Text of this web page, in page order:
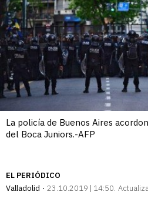
La policía de Buenos Aires
del Boca Juniors.-AFP
EL PERIÓDICO
Valladolid
23.10.2019 | 14:50